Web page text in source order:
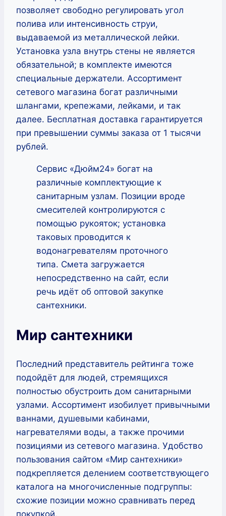
позволяет свободно регулировать угол
полива или интенсивность струи,
выдаваемой из металлической лейки.
Установка узла внутрь стены не является
обязательной; в комплекте имеются
специальные держатели. Ассортимент
сетевого магазина богат различными
шлангами, крепежами, лейками, и так
далее. Бесплатная доставка гарантируется
при превышении суммы заказа от 1 тысячи
рублей.
Сервис «Дюйм24» богат на
различные комплектующие к
санитарным узлам. Позиции вроде
смесителей контролируются с
помощью рукояток; установка
таковых проводится к
водонагревателям проточного
типа. Смета загружается
непосредственно на сайт, если
речь идёт об оптовой закупке
сантехники.
Мир сантехники
Последний представитель рейтинга тоже
подойдёт для людей, стремящихся
полностью обустроить дом санитарными
узлами. Ассортимент изобилует привычными
ваннами, душевыми кабинами,
нагревателями воды, а также прочими
позициями из сетевого магазина. Удобство
пользования сайтом «Мир сантехники»
подкрепляется делением соответствующего
каталога на многочисленные подгруппы:
схожие позиции можно сравнивать перед
покупкой.